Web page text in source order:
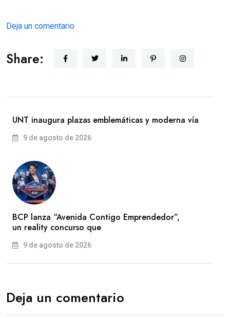
Deja un comentario
Share:
UNT inaugura plazas emblemáticas y moderna vía
9 de agosto de 2026
BCP lanza “Avenida Contigo Emprendedor”,
un reality concurso que
9 de agosto de 2026
Deja un comentario